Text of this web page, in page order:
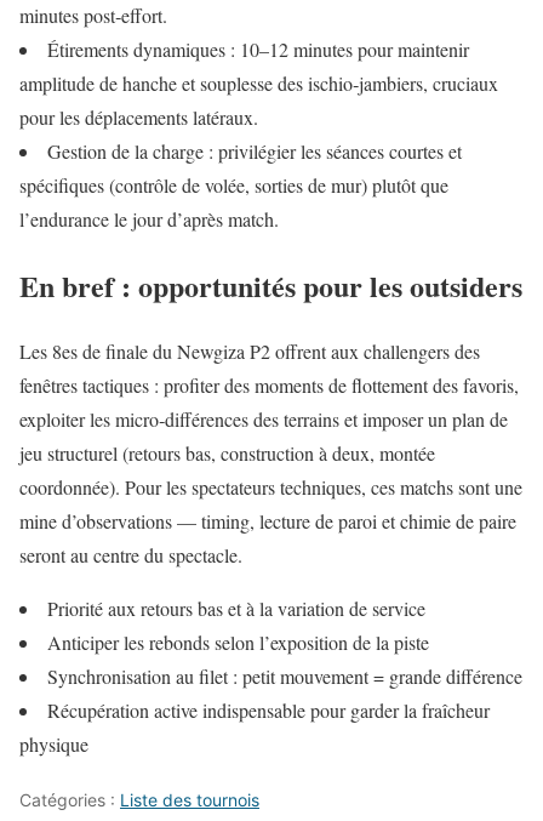
minutes post‑effort.
Étirements dynamiques : 10–12 minutes pour maintenir
amplitude de hanche et souplesse des ischio‑jambiers, cruciaux
pour les déplacements latéraux.
Gestion de la charge : privilégier les séances courtes et
spécifiques (contrôle de volée, sorties de mur) plutôt que
l’endurance le jour d’après match.
En bref : opportunités pour les outsiders
Les 8es de finale du Newgiza P2 offrent aux challengers des
fenêtres tactiques : profiter des moments de flottement des favoris,
exploiter les micro‑différences des terrains et imposer un plan de
jeu structurel (retours bas, construction à deux, montée
coordonnée). Pour les spectateurs techniques, ces matchs sont une
mine d’observations — timing, lecture de paroi et chimie de paire
seront au centre du spectacle.
Priorité aux retours bas et à la variation de service
Anticiper les rebonds selon l’exposition de la piste
Synchronisation au filet : petit mouvement = grande différence
Récupération active indispensable pour garder la fraîcheur
physique
Catégories : Liste des tournois